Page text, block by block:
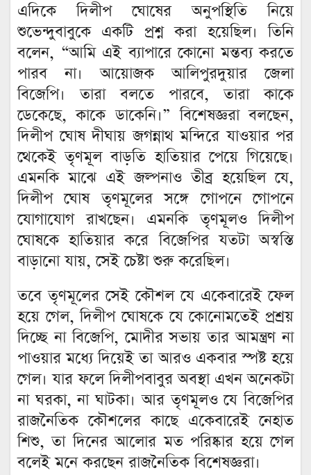
এদিকে দিলীপ ঘোষের অনুপস্থিতি নিয়ে
শুভেন্দুবাবুকে একটি প্রশ্ন করা হয়েছিল। তিনি
বলেন, “আমি এই ব্যাপারে কোনো মন্তব্য করতে
পারব না। আয়োজক আলিপুরদুয়ার জেলা
বিজেপি। তারা বলতে পারবে, তারা কাকে
ডেকেছে, কাকে ডাকেনি।” বিশেষজ্ঞরা বলছেন,
দিলীপ ঘোষ দীঘায় জগন্নাথ মন্দিরে যাওয়ার পর
থেকেই তৃণমূল বাড়তি হাতিয়ার পেয়ে গিয়েছে।
এমনকি মাঝে এই জল্পনাও তীব্র হয়েছিল যে,
দিলীপ ঘোষ তৃণমূলের সঙ্গে গোপনে গোপনে
যোগাযোগ রাখছেন। এমনকি তৃণমূলও দিলীপ
ঘোষকে হাতিয়ার করে বিজেপির যতটা অস্বস্তি
বাড়ানো যায়, সেই চেষ্টা শুরু করেছিল।
তবে তৃণমূলের সেই কৌশল যে একেবারেই ফেল
হয়ে গেল, দিলীপ ঘোষকে যে কোনোমতেই প্রশ্রয়
দিচ্ছে না বিজেপি, মোদীর সভায় তার আমন্ত্রণ না
পাওয়ার মধ্যে দিয়েই তা আরও একবার স্পষ্ট হয়ে
গেল। যার ফলে দিলীপবাবুর অবস্থা এখন অনেকটা
না ঘরকা, না ঘাটকা। আর তৃণমূলও যে বিজেপির
রাজনৈতিক কৌশলের কাছে একেবারেই নেহাত
শিশু, তা দিনের আলোর মত পরিষ্কার হয়ে গেল
বলেই মনে করছেন রাজনৈতিক বিশেষজ্ঞরা।